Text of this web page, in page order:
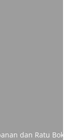
dan Ratu